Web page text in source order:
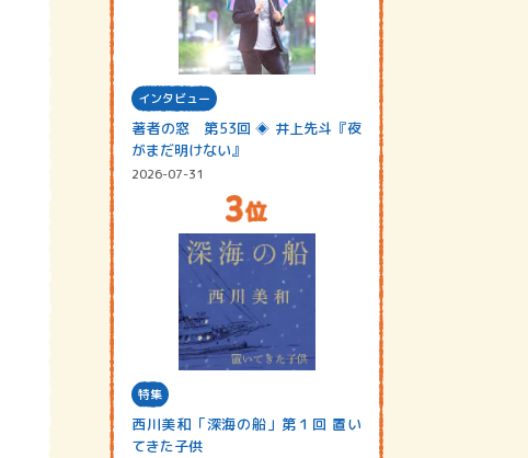
インタビュー
著者の窓 第53回 ◈ 井上先斗『夜
がまだ明けない』
2026-07-31
特集
西川美和「深海の船」第１回 置い
てきた子供